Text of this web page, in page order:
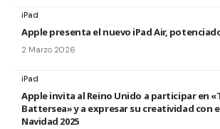
iPad
Apple presenta el nuevo iPad Air,
2 Marzo 2026
iPad
Apple invita al Reino Unido a participar en
Battersea» y a expresar su creatividad con
Navidad 2025